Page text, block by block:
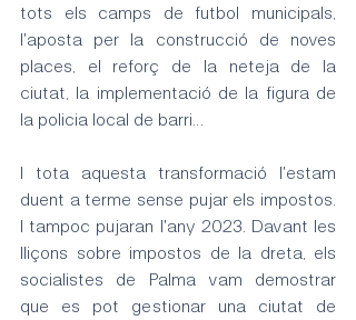
tots els camps de futbol municipals,
l'aposta per la construcció de noves
places, el reforç de la neteja de la
ciutat, la implementació de la figura de
la policia local de barri…
I tota aquesta transformació l'estam
duent a terme sense pujar els impostos.
I tampoc pujaran l'any 2023. Davant les
lliçons sobre impostos de la dreta, els
socialistes de Palma vam demostrar
que es pot gestionar una ciutat de